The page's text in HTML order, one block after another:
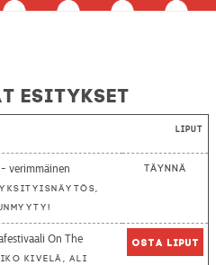
esitykset
Liput
- verimmäinen
Yksityisnäytös,
Täynnä
On The
Kivelä, Ali
Osta liput